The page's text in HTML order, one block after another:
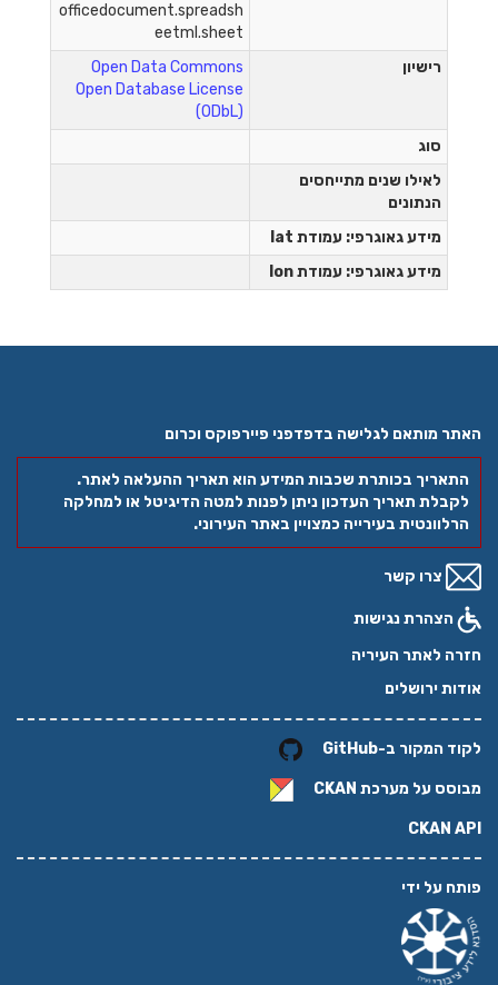
officedocument.spreadsh
eetml.sheet
רישיון
Open Data Commons
Open Database License
(ODbL)
סוג
לאילו שנים מתייחסים
הנתונים
מידע גאוגרפי: עמודת lat
מידע גאוגרפי: עמודת lon
האתר מותאם לגלישה בדפדפני פיירפוקס וכרום
התאריך בכותרת שכבות המידע הוא תאריך ההעלאה לאתר.
לקבלת תאריך העדכון ניתן לפנות למטה הדיגיטל או למחלקה
הרלוונטית בעירייה כמצויין באתר העירוני.
צרו קשר
הצהרת נגישות
חזרה לאתר העיריה
אודות ירושלים
לקוד המקור ב-GitHub
מבוסס על מערכת CKAN
CKAN API
פותח על ידי